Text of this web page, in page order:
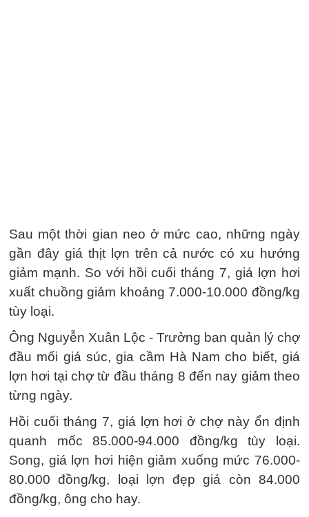
Sau một thời gian neo ở mức cao, những ngày
gần đây giá thịt lợn trên cả nước có xu hướng
giảm mạnh. So với hồi cuối tháng 7, giá lợn hơi
xuất chuồng giảm khoảng 7.000-10.000 đồng/kg
tùy loại.
Ông Nguyễn Xuân Lộc - Trưởng ban quản lý chợ
đầu mối giá súc, gia cầm Hà Nam cho biết, giá
lợn hơi tại chợ từ đầu tháng 8 đến nay giảm theo
từng ngày.
Hồi cuối tháng 7, giá lợn hơi ở chợ này ổn định
quanh mốc 85.000-94.000 đồng/kg tùy loại.
Song, giá lợn hơi hiện giảm xuống mức 76.000-
80.000 đồng/kg, loại lợn đẹp giá còn 84.000
đồng/kg, ông cho hay.